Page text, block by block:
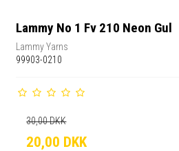
Lammy No 1 Fv 210 Neon Gul
Lammy Yarns
99903-0210
30,00 DKK
20,00 DKK